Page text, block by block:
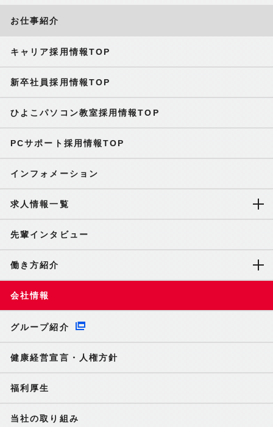
お仕事紹介
キャリア採用情報TOP
新卒社員採用情報TOP
ひよこパソコン教室採用情報TOP
PCサポート採用情報TOP
インフォメーション
求人情報一覧
先輩インタビュー
働き方紹介
会社情報
グループ紹介
健康経営宣言・人権方針
福利厚生
当社の取り組み